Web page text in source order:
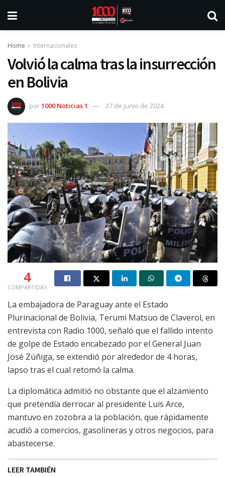
Home Internacionales
Volvió la calma tras la insurrección
en Bolivia
por1000 Noticias 1 27 de junio de 2024
4
COMPARTIDAS
La embajadora de Paraguay ante el Estado
Plurinacional de Bolivia, Terumi Matsuo de Claverol, en
entrevista con Radio 1000, señaló que el fallido intento
de golpe de Estado encabezado por el General Juan
José Zúñiga, se extendió por alrededor de 4 horas,
lapso tras el cual retomó la calma.
La diplomática admitió no obstante que el alzamiento
que pretendía derrocar al presidente Luis Arce,
mantuvo en zozobra a la población, que rápidamente
acudió a comercios, gasolineras y otros negocios, para
abastecerse.
LEER TAMBIÉN